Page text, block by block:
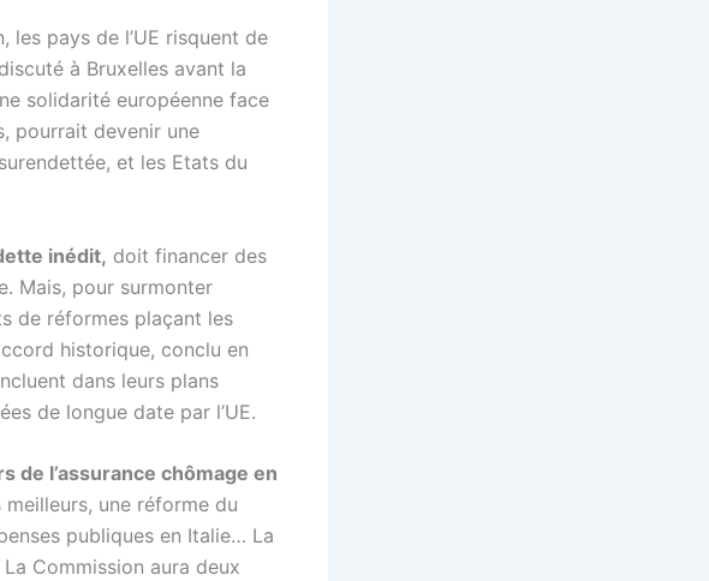
les pays de l’UE risquent de
à Bruxelles avant la
solidarité européenne face
pourrait devenir une
et les Etats du
inédit, doit financer des
Mais, pour surmonter
de réformes plaçant les
historique, conclu en
dans leurs plans
de longue date par l’UE.
de l’assurance chômage en
une réforme du
publiques en Italie… La
Commission aura deux